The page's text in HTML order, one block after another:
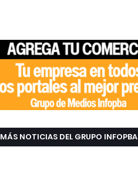
MÁS NOTICIAS DEL GRUPO INFOPBA